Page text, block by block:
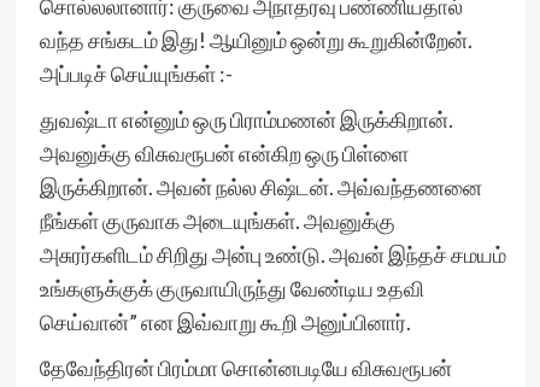
சொல்லலானார்: குருவை அநாதரவு பண்ணியதால்
வந்த சங்கடம் இது! ஆயினும் ஒன்று கூறுகின்றேன்.
அப்படிச் செய்யுங்கள் :-
துவஷ்டா என்னும் ஒரு பிராம்மணன் இருக்கிறான்.
அவனுக்கு விசுவரூபன் என்கிற ஒரு பிள்ளை
இருக்கிறான். அவன் நல்ல சிஷ்டன். அவ்வந்தணனை
நீங்கள் குருவாக அடையுங்கள். அவனுக்கு
அசுரர்களிடம் சிறிது அன்பு உண்டு. அவன் இந்தச் சமயம்
உங்களுக்குக் குருவாயிருந்து வேண்டிய உதவி
செய்வான்” என இவ்வாறு கூறி அனுப்பினார்.
தேவேந்திரன் பிரம்மா சொன்னபடியே விசுவரூபன்